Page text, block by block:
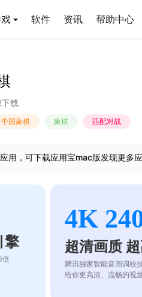
软件 资讯 帮助中心
载
中国象棋 象棋 匹配对战
用，可下载应用宝mac版发现更多
擎
倍
4K
超清画质
腾讯独家智能音画调校
给你更高清、流畅的视